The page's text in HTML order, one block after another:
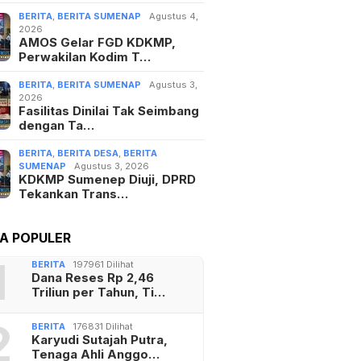
BERITA BERITA SUMENAP
Agustus 4,
2026
AMOS Gelar FGD KDKMP,
Perwakilan Kodim T…
BERITA BERITA SUMENAP
Agustus 3,
2026
Fasilitas Dinilai Tak Seimbang
dengan Ta…
BERITA BERITA DESA BERITA
SUMENAP
Agustus 3, 2026
KDKMP Sumenep Diuji, DPRD
Tekankan Trans…
POPULER
BERITA 197961 Dilihat
Dana Reses Rp 2,46
Triliun per Tahun, Ti…
BERITA 176831 Dilihat
Karyudi Sutajah Putra,
Tenaga Ahli Anggo…